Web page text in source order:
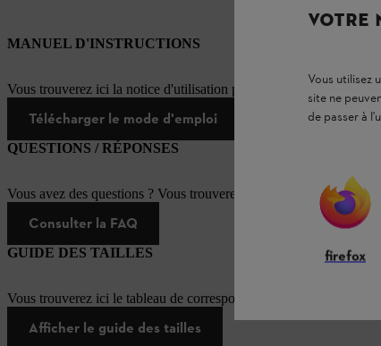
MANUEL D'INSTRUCTIONS
Vous trouverez ici la notice d'utilisation pour ce produit STIHL
Télécharger le mode d'emploi
QUESTIONS / RÉPONSES
Vous avez des questions ? Vous trouverez ici les réponses aux
Consulter la FAQ
GUIDE DES TAILLES
Vous trouverez ici le tableau de correspondance des tailles pour
Afficher le guide des tailles
VOTRE
Vous utilisez
site ne
de passer à
firefox